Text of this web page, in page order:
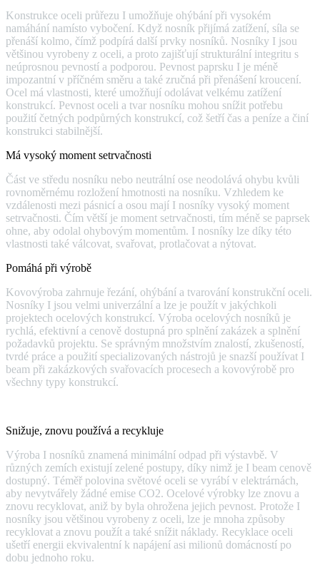
Konstrukce oceli průřezu I umožňuje ohýbání při vysokém
namáhání namísto vybočení. Když nosník přijímá zatížení, síla se
přenáší kolmo, čímž podpírá další prvky nosníků. Nosníky I jsou
většinou vyrobeny z oceli, a proto zajišťují strukturální integritu s
neúprosnou pevností a podporou. Pevnost paprsku I je méně
impozantní v příčném směru a také zručná při přenášení kroucení.
Ocel má vlastnosti, které umožňují odolávat velkému zatížení
konstrukcí. Pevnost oceli a tvar nosníku mohou snížit potřebu
použití četných podpůrných konstrukcí, což šetří čas a peníze a činí
konstrukci stabilnější.
Má vysoký moment setrvačnosti
Část ve středu nosníku nebo neutrální ose neodolává ohybu kvůli
rovnoměrnému rozložení hmotnosti na nosníku. Vzhledem ke
vzdálenosti mezi pásnicí a osou mají I nosníky vysoký moment
setrvačnosti. Čím větší je moment setrvačnosti, tím méně se paprsek
ohne, aby odolal ohybovým momentům. I nosníky lze díky této
vlastnosti také válcovat, svařovat, protlačovat a nýtovat.
Pomáhá při výrobě
Kovovýroba zahrnuje řezání, ohýbání a tvarování konstrukční oceli.
Nosníky I jsou velmi univerzální a lze je použít v jakýchkoli
projektech ocelových konstrukcí. Výroba ocelových nosníků je
rychlá, efektivní a cenově dostupná pro splnění zakázek a splnění
požadavků projektu. Se správným množstvím znalostí, zkušeností,
tvrdé práce a použití specializovaných nástrojů je snazší používat I
beam při zakázkových svařovacích procesech a kovovýrobě pro
všechny typy konstrukcí.
Snižuje, znovu používá a recykluje
Výroba I nosníků znamená minimální odpad při výstavbě. V
různých zemích existují zelené postupy, díky nimž je I beam cenově
dostupný. Téměř polovina světové oceli se vyrábí v elektrárnách,
aby nevytvářely žádné emise CO2. Ocelové výrobky lze znovu a
znovu recyklovat, aniž by byla ohrožena jejich pevnost. Protože I
nosníky jsou většinou vyrobeny z oceli, lze je mnoha způsoby
recyklovat a znovu použít a také snížit náklady. Recyklace oceli
ušetří energii ekvivalentní k napájení asi milionů domácností po
dobu jednoho roku.